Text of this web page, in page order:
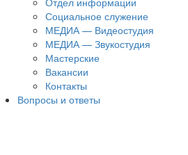
Социальное служение
МЕДИА — Видеостудия
МЕДИА — Звукостудия
Мастерские
Вакансии
Контакты
Вопросы и ответы